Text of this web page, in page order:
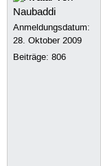
Anmeldungsdatum:
28. Oktober 2009
Beiträge:806